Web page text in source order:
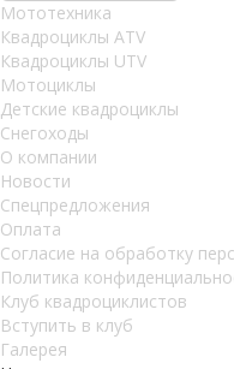
Мототехника
Квадроциклы ATV
Квадроциклы UTV
Мотоциклы
Детские квадроциклы
Снегоходы
О компании
Новости
Спецпредложения
Оплата
Согласие на обработку
Политика
Клуб квадроциклистов
Вступить в клуб
Галерея